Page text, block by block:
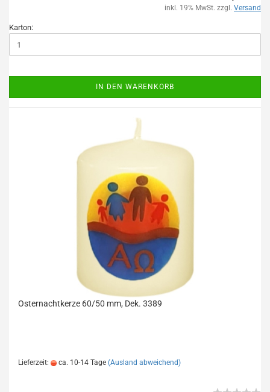
inkl. 19% MwSt. zzgl. Versand
Karton:
IN DEN WARENKORB
Osternachtkerze 60/50 mm, Dek. 3389
Lieferzeit: ca. 10-14 Tage (Ausland abweichend)